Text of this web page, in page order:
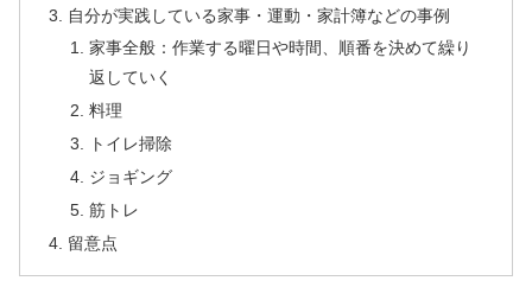
自分が実践している家事・運動・家計簿などの事例
家事全般：作業する曜日や時間、順番を決めて繰り
返していく
料理
トイレ掃除
ジョギング
筋トレ
留意点